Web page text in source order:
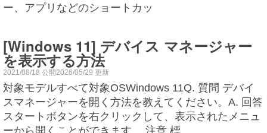
ー、アプリなどのショートカッ
[Windows 11] デバイス マネージャー
を表示する方法
2021/08/18 公開2026/05/29 更新
対象モデルすべて対象OSWindows 11Q. 質問 デバイ
スマネージャーを開く方法を教えてください。A. 回答
スタートボタンを右クリックして、表示されたメニュ
ーから開くことができます。 注意 標